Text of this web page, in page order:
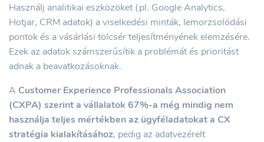
Használj analitikai eszközöket (pl. Google Analytics,
Hotjar, CRM adatok) a viselkedési minták, lemorzsolódási
pontok és a vásárlási tölcsér teljesítményének elemzésére.
Ezek az adatok számszerűsítik a problémát és prioritást
adnak a beavatkozásoknak.
A Customer Experience Professionals Association
(CXPA) szerint a vállalatok 67%-a még mindig nem
használja teljes mértékben az ügyféladatokat a CX
stratégia kialakításához, pedig az adatvezérelt